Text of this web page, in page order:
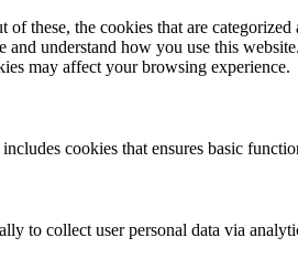
the cookies that are categorized
understand how you use this
may affect your browsing experience.
cookies that ensures basic
collect user personal data via